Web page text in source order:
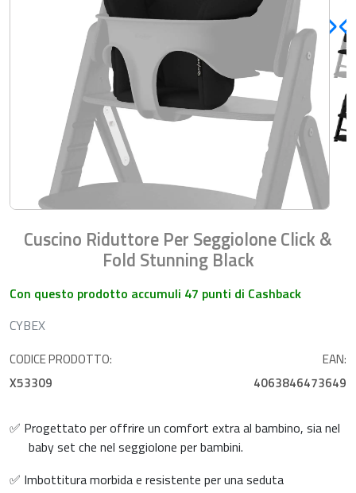
Cuscino Riduttore Per Seggiolone Click &
Fold Stunning Black
Con questo prodotto accumuli 47 punti di Cashback
CYBEX
CODICE PRODOTTO:
X53309
EAN:
4063846473649
✅ Progettato per offrire un comfort extra al bambino, sia nel
baby set che nel seggiolone per bambini.
✅ Imbottitura morbida e resistente per una seduta